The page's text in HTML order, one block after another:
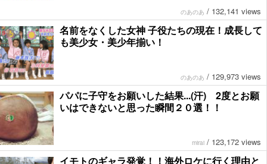
のあのあ / 132,141 views
名前をなくした女神 子役たちの現在！成長して
も美少女・美少年揃い！
のあのあ / 129,973 views
パパに子守をお願いした結果...(汗) 2度とお願
いはできないと思った瞬間２０選！！
mirai / 123,172 views
イモトのギャラ発覚！！海外ロケに行く理由と